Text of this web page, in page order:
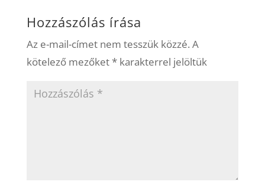
Hozzászólás írása
Az e-mail-címet nem tesszük közzé. A
kötelező mezőket*karakterrel jelöltük